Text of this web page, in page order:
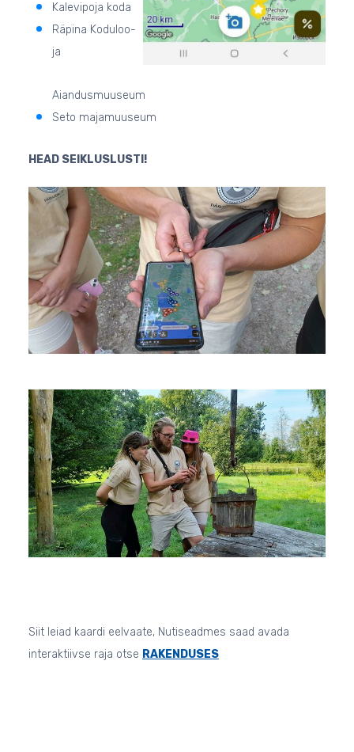
Kalevipoja koda
Räpina Koduloo-
ja
Aiandusmuuseum
Seto majamuuseum
HEAD SEIKLUSLUSTI!
Siit leiad kaardi eelvaate, Nutiseadmes saad avada
interaktiivse raja otse RAKENDUSES